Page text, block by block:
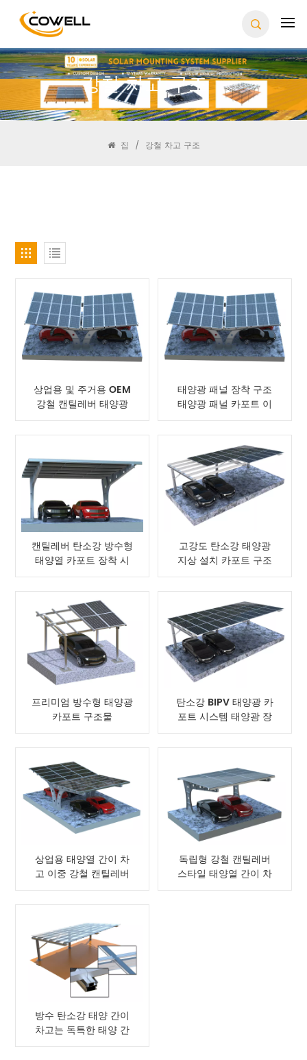
강철 차고 구조
집 / 강철 차고 구조
상업용 및 주거용 OEM
강철 캔틸레버 태양광
카포트
태양광 패널 장착 구조
태양광 패널 카포트 이
중 출입구
캔틸레버 탄소강 방수형
태양열 카포트 장착 시
스템
고강도 탄소강 태양광
지상 설치 카포트 구조
프리미엄 방수형 태양광
카포트 구조물
탄소강 BIPV 태양광 카
포트 시스템 태양광 장
착 구조 카포트
상업용 태양열 간이 차
고 이중 강철 캔틸레버
시스템 설계
독립형 강철 캔틸레버
스타일 태양열 간이 차
고 및 캐노피
방수 탄소강 태양 간이
차고는 독특한 태양 간
이 차고를 구성합니다.